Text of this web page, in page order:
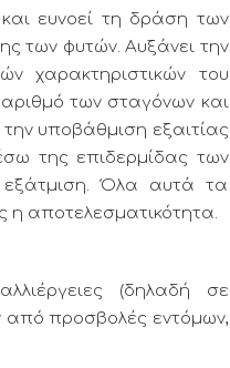
και ευνοεί τη δράση των
των φυτών. Αυξάνει την
χαρακτηριστικών του
αριθμό των σταγόνων και
υποβάθμιση εξαιτίας
της επιδερμίδας των
εξάτμιση. Όλα αυτά τα
η αποτελεσματικότητα.
(δηλαδή σε
από προσβολές εντόμων,